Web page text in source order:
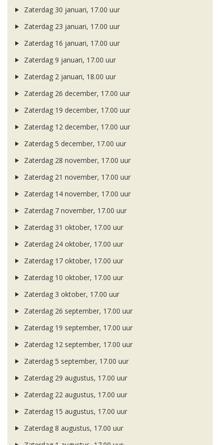
Zaterdag 30 januari, 17.00 uur
Zaterdag 23 januari, 17.00 uur
Zaterdag 16 januari, 17.00 uur
Zaterdag 9 januari, 17.00 uur
Zaterdag 2 januari, 18.00 uur
Zaterdag 26 december, 17.00 uur
Zaterdag 19 december, 17.00 uur
Zaterdag 12 december, 17.00 uur
Zaterdag 5 december, 17.00 uur
Zaterdag 28 november, 17.00 uur
Zaterdag 21 november, 17.00 uur
Zaterdag 14 november, 17.00 uur
Zaterdag 7 november, 17.00 uur
Zaterdag 31 oktober, 17.00 uur
Zaterdag 24 oktober, 17.00 uur
Zaterdag 17 oktober, 17.00 uur
Zaterdag 10 oktober, 17.00 uur
Zaterdag 3 oktober, 17.00 uur
Zaterdag 26 september, 17.00 uur
Zaterdag 19 september, 17.00 uur
Zaterdag 12 september, 17.00 uur
Zaterdag 5 september, 17.00 uur
Zaterdag 29 augustus, 17.00 uur
Zaterdag 22 augustus, 17.00 uur
Zaterdag 15 augustus, 17.00 uur
Zaterdag 8 augustus, 17.00 uur